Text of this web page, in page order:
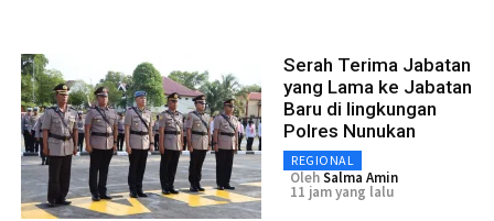
Serah Terima Jabatan
yang Lama ke Jabatan
Baru di lingkungan
Polres Nunukan
REGIONAL
OlehSalma Amin
11 jam yang lalu